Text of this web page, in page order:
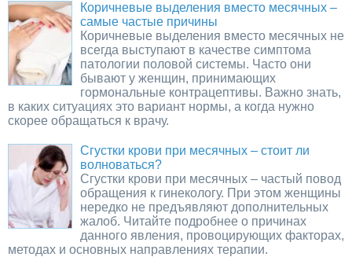
Коричневые выделения вместо месячных –
самые частые причины
Коричневые выделения вместо месячных не
всегда выступают в качестве симптома
патологии половой системы. Часто они
бывают у женщин, принимающих
гормональные контрацептивы. Важно знать,
в каких ситуациях это вариант нормы, а когда нужно
скорее обращаться к врачу.
Сгустки крови при месячных – стоит ли
волноваться?
Сгустки крови при месячных – частый повод
обращения к гинекологу. При этом женщины
нередко не предъявляют дополнительных
жалоб. Читайте подробнее о причинах
данного явления, провоцирующих факторах,
методах и основных направлениях терапии.